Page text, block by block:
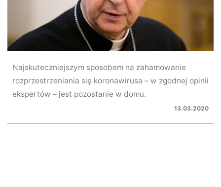
Najskuteczniejszym sposobem na zahamowanie
rozprzestrzeniania się koronawirusa – w zgodnej opinii
ekspertów – jest pozostanie w domu.
13.03.2020